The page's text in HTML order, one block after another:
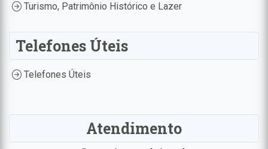
Turismo, Patrimônio Histórico e Lazer
Telefones Úteis
Telefones Úteis
Atendimento